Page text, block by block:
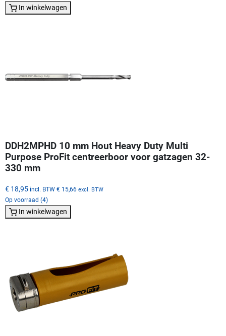
In winkelwagen
DDH2MPHD 10 mm Hout Heavy Duty Multi
Purpose ProFit centreerboor voor gatzagen 32-
330 mm
€ 18,95 incl. BTW € 15,66 excl. BTW
Op voorraad (4)
In winkelwagen